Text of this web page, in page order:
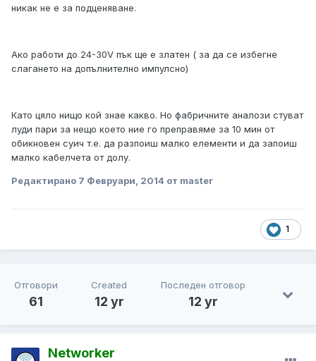
никак не е за подценяване.
Aко работи до 24-30V пък ще е златен ( за да се избегне
слагането на допълнително импулсно)
Като цяло нищо кой знае какво. Но фабричните аналози стуват
луди пари за нещо което ние го преправяме за 10 мин от
обикновен суич т.е. да разпоиш малко елементи и да запоиш
малко кабелчета от долу.
Редактирано 7 Февруари, 2014 от master
1
Отговори
61
Created
12 yr
Последен отговор
12 yr
Networker